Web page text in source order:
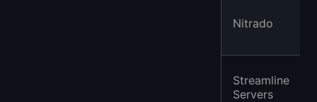
Nitrado
Streamline
Servers